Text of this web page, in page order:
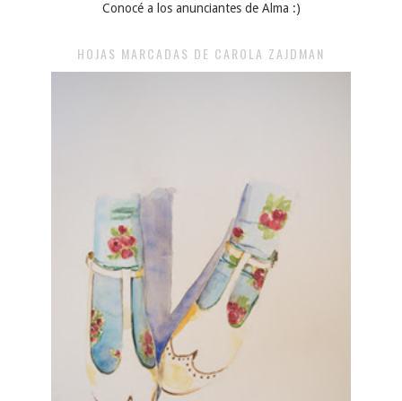
Conocé a los anunciantes de Alma :)
HOJAS MARCADAS DE CAROLA ZAJDMAN